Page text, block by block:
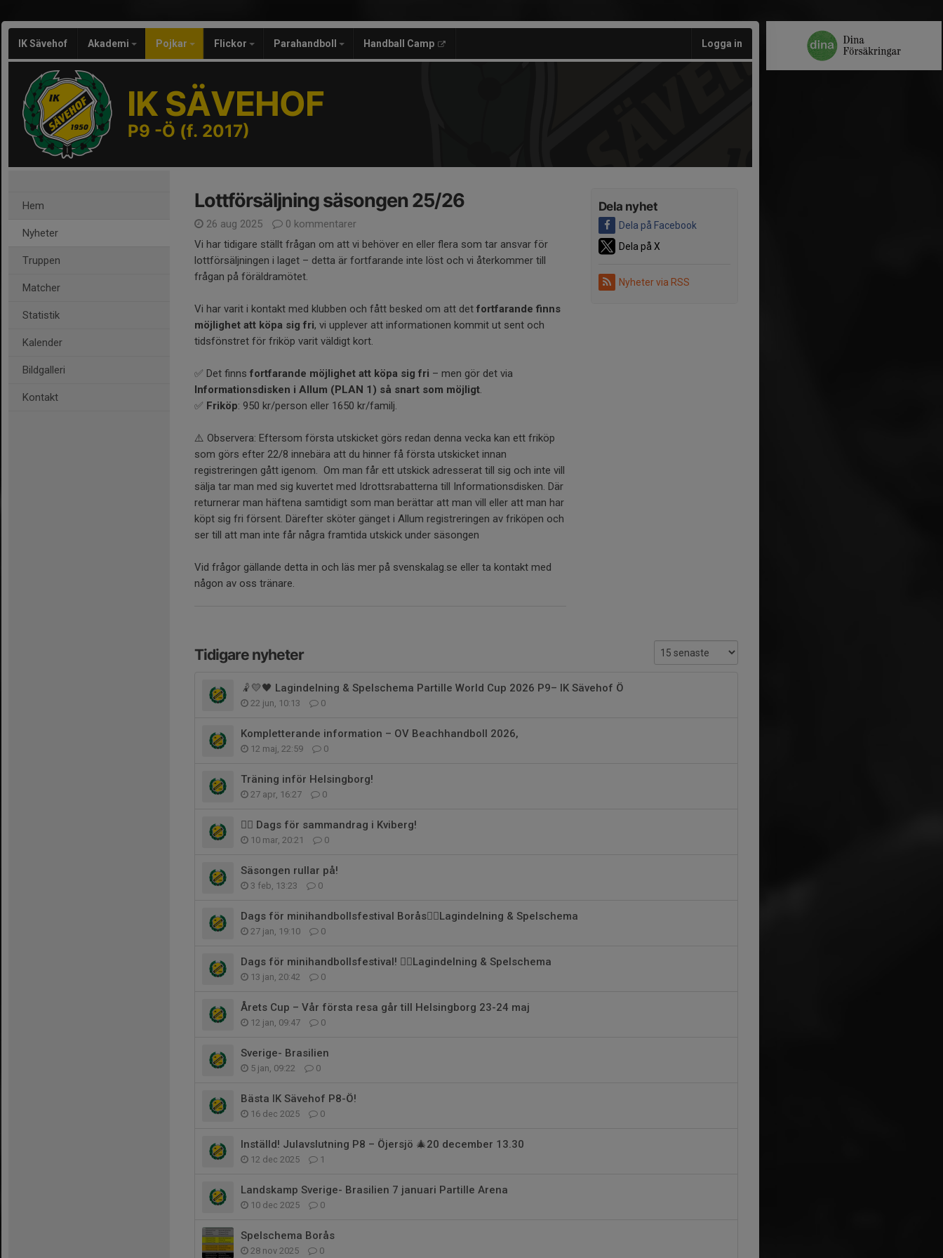
IK Sävehof Akademi Pojkar Flickor Parahandboll Handball Camp Logga in
IK SÄVEHOF
P9 -Ö (f. 2017)
Hem
Nyheter
Truppen
Matcher
Statistik
Kalender
Bildgalleri
Kontakt
Dela nyhet
Dela på Facebook
Dela på X
Nyheter via RSS
Lottförsäljning säsongen 25/26
26 aug 2025
0 kommentarer
Vi har tidigare ställt frågan om att vi behöver en eller flera som tar ansvar för
lottförsäljningen i laget – detta är fortfarande inte löst och vi återkommer till
frågan på föräldramötet.
Vi har varit i kontakt med klubben och fått besked om att det fortfarande finns
möjlighet att köpa sig fri, vi upplever att informationen kommit ut sent och
tidsfönstret för friköp varit väldigt kort.
✅ Det finns fortfarande möjlighet att köpa sig fri – men gör det via
Informationsdisken i Allum (PLAN 1) så snart som möjligt.
✅ Friköp: 950 kr/person eller 1650 kr/familj.
⚠️ Observera: Eftersom första utskicket görs redan denna vecka kan ett friköp
som görs efter 22/8 innebära att du hinner få första utskicket innan
registreringen gått igenom. Om man får ett utskick adresserat till sig och inte vill
sälja tar man med sig kuvertet med Idrottsrabatterna till Informationsdisken. Där
returnerar man häftena samtidigt som man berättar att man vill eller att man har
köpt sig fri försent. Därefter sköter gänget i Allum registreringen av friköpen och
ser till att man inte får några framtida utskick under säsongen
Vid frågor gällande detta in och läs mer på svenskalag.se eller ta kontakt med
någon av oss tränare.
Tidigare nyheter
🤾💛🖤 Lagindelning & Spelschema Partille World Cup 2026 P9– IK Sävehof Ö
22 jun, 10:13 0
Kompletterande information – OV Beachhandboll 2026,
12 maj, 22:59 0
Träning inför Helsingborg!
27 apr, 16:27 0
🤾‍♂️ Dags för sammandrag i Kviberg!
10 mar, 20:21 0
Säsongen rullar på!
3 feb, 13:23 0
Dags för minihandbollsfestival Borås🤾‍♂️Lagindelning & Spelschema
27 jan, 19:10 0
Dags för minihandbollsfestival! 🤾‍♂️Lagindelning & Spelschema
13 jan, 20:42 0
Årets Cup – Vår första resa går till Helsingborg 23-24 maj
12 jan, 09:47 0
Sverige- Brasilien
5 jan, 09:22 0
Bästa IK Sävehof P8-Ö!
16 dec 2025 0
Inställd! Julavslutning P8 – Öjersjö 🎄20 december 13.30
12 dec 2025 1
Landskamp Sverige- Brasilien 7 januari Partille Arena
10 dec 2025 0
Spelschema Borås
28 nov 2025 0